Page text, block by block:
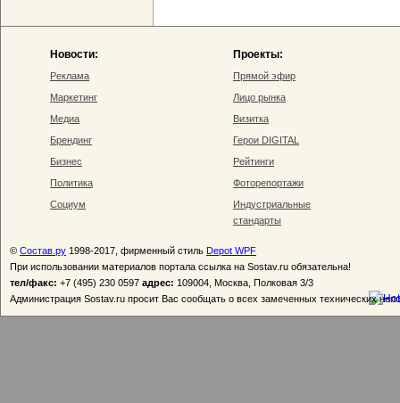
Новости:
Реклама
Маркетинг
Медиа
Брендинг
Бизнес
Политика
Социум
Проекты:
Прямой эфир
Лицо рынка
Визитка
Герои DIGITAL
Рейтинги
Фоторепортажи
Индустриальные
стандарты
© Состав.ру 1998-2017, фирменный стиль Depot WPF
При использовании материалов портала ссылка на Sostav.ru обязательна!
тел/факс: +7 (495) 230 0597 адрес: 109004, Москва, Полковая 3/3
Администрация Sostav.ru просит Вас сообщать о всех замеченных технических